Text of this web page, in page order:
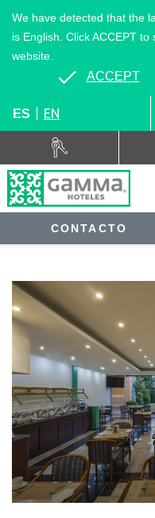
ES EN
CONTACTO
We have detected that the
is English. Click ACCEPT
website.
ACCEPT